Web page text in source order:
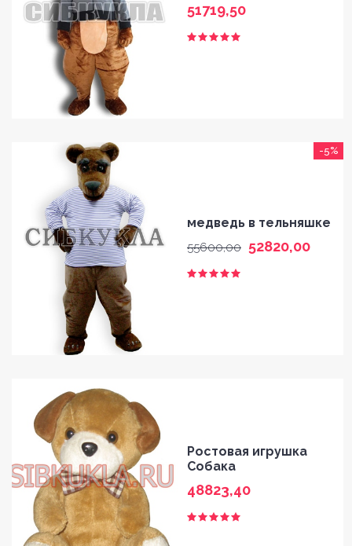
51719,50
-5%
медведь в тельняшке
55600,00 52820,00
Ростовая игрушка
Собака
48823,40